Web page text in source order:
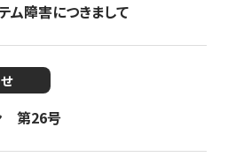
ム障害につきまして
第26号